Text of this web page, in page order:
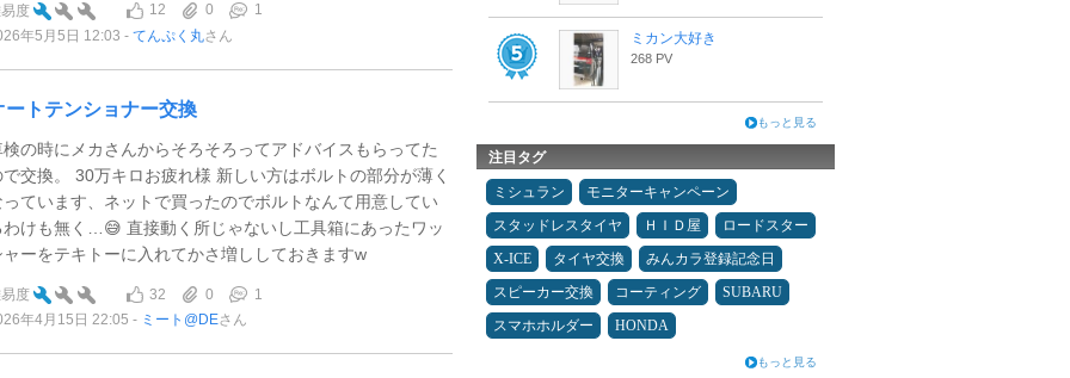
度 12 0
1
年5月5日 12:03
てんぷく丸さん
ートテンショナー交換
検の時にメカさんからそろそろってアドバイスもらってた
で交換。 30万キロお疲れ様 新しい方はボルトの部分が薄く
っています、ネットで買ったのでボルトなんて用意してい
わけも無く…😅 直接動く所じゃないし工具箱にあったワッ
ャーをテキトーに入れてかさ増ししておきますw
度 32 0
1
年4月15日 22:05
ミート@DEさん
ミカン大好き
268 PV
もっと見る
注目タグ
ミシュラン
モニターキャンペーン
スタッドレスタイヤ
ＨＩＤ屋
ロードスター
X-ICE
タイヤ交換
みんカラ登録記念日
スピーカー交換
コーティング
SUBARU
スマホホルダー
HONDA
もっと見る